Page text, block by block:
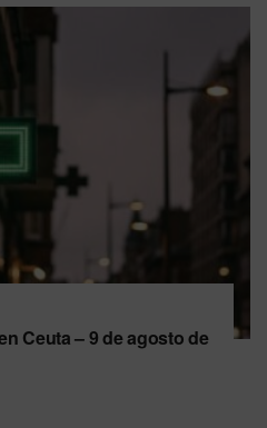
Ceuta – 9 de agosto de